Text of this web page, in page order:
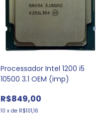
Processador Intel 1200 i5
10500 3.1 OEM (imp)
R$849,00
10 x de R$101,16